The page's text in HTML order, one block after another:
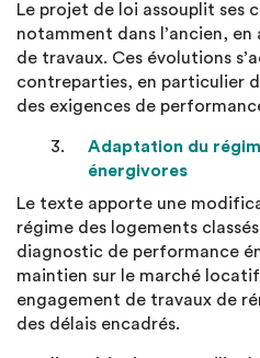
Le projet de loi assouplit ses
notamment dans l’ancien, en
de travaux. Ces évolutions
contreparties, en particulier
des exigences de
Adaptation du
énergivores
Le texte apporte une
régime des logements
diagnostic de performance
maintien sur le marché locatif
engagement de travaux de
des délais encadrés.